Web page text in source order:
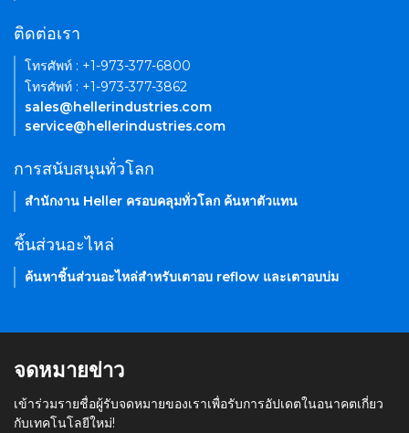
ติดต่อเรา
โทรศัพท์ : +1-973-377-6800
โทรศัพท์ : +1-973-377-3862
sales@hellerindustries.com
service@hellerindustries.com
การสนับสนุนทั่วโลก
สำนักงาน Heller ครอบคลุมทั่วโลก ค้นหาตัวแทน
ชิ้นส่วนอะไหล่
ค้นหาชิ้นส่วนอะไหล่สำหรับเตาอบ reflow และเตาอบบ่ม
จดหมายข่าว
เข้าร่วมรายชื่อผู้รับจดหมายของเราเพื่อรับการอัปเดตในอนาคตเกี่ยว
กับเทคโนโลยีใหม่!